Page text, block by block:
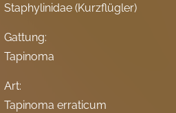
Staphylinidae (Kurzflügler)
Gattung:
Tapinoma
Art:
Tapinoma erraticum